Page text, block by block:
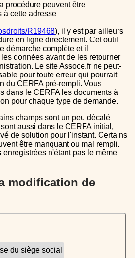
à cette adresse
R19468), il y est par ailleurs
en ligne directement. Cet outil
démarche complète et il
données avant de les retourner
Le site Assoce.fr ne peut-
pour toute erreur qui pourrait
du CERFA pré-rempli. Vous
dans le CERFA les documents à
pour chaque type de demande.
aussi dans le CERFA initial,
de solution pour l'instant. Certains
être manquant ou mal rempli,
enregistrées n'étant pas le même
du siège social